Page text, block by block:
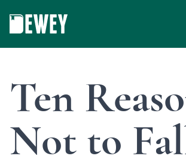
Ten
Not to